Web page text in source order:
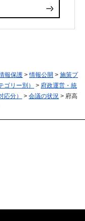
報保護 >情報公開 > 施策プ
リー別） > 府政運営・統
分） > 会議の状況 > 府高